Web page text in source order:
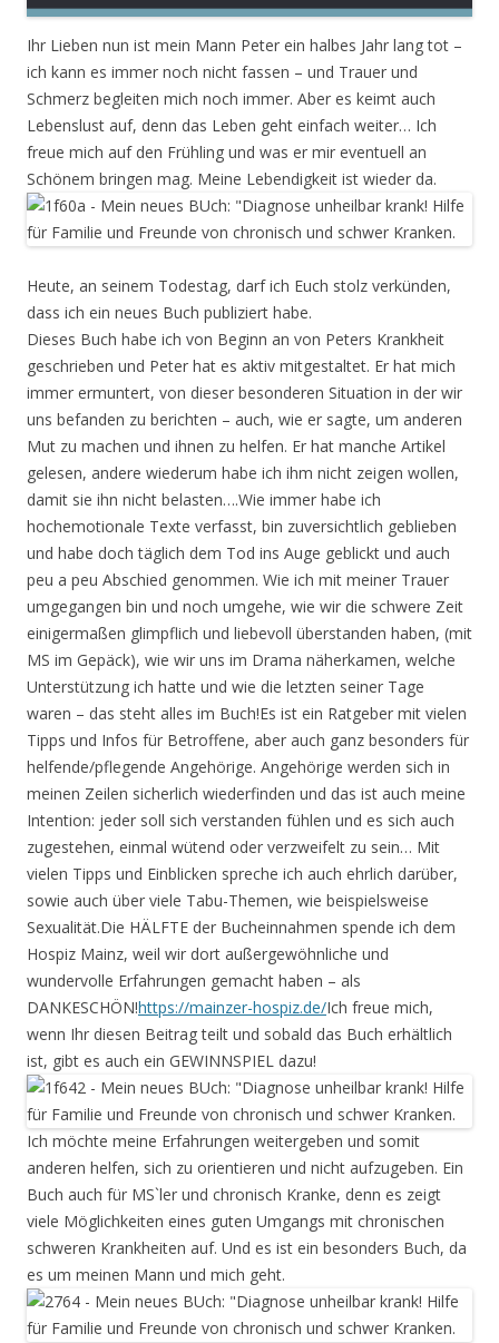
Ihr Lieben nun ist mein Mann Peter ein halbes Jahr lang tot –
ich kann es immer noch nicht fassen – und Trauer und
Schmerz begleiten mich noch immer. Aber es keimt auch
Lebenslust auf, denn das Leben geht einfach weiter… Ich
freue mich auf den Frühling und was er mir eventuell an
Schönem bringen mag. Meine Lebendigkeit ist wieder da.
Heute, an seinem Todestag, darf ich Euch stolz verkünden,
dass ich ein neues Buch publiziert habe.
Dieses Buch habe ich von Beginn an von Peters Krankheit
geschrieben und Peter hat es aktiv mitgestaltet. Er hat mich
immer ermuntert, von dieser besonderen Situation in der wir
uns befanden zu berichten – auch, wie er sagte, um anderen
Mut zu machen und ihnen zu helfen. Er hat manche Artikel
gelesen, andere wiederum habe ich ihm nicht zeigen wollen,
damit sie ihn nicht belasten….Wie immer habe ich
hochemotionale Texte verfasst, bin zuversichtlich geblieben
und habe doch täglich dem Tod ins Auge geblickt und auch
peu a peu Abschied genommen. Wie ich mit meiner Trauer
umgegangen bin und noch umgehe, wie wir die schwere Zeit
einigermaßen glimpflich und liebevoll überstanden haben, (mit
MS im Gepäck), wie wir uns im Drama näherkamen, welche
Unterstützung ich hatte und wie die letzten seiner Tage
waren – das steht alles im Buch!Es ist ein Ratgeber mit vielen
Tipps und Infos für Betroffene, aber auch ganz besonders für
helfende/pflegende Angehörige. Angehörige werden sich in
meinen Zeilen sicherlich wiederfinden und das ist auch meine
Intention: jeder soll sich verstanden fühlen und es sich auch
zugestehen, einmal wütend oder verzweifelt zu sein… Mit
vielen Tipps und Einblicken spreche ich auch ehrlich darüber,
sowie auch über viele Tabu-Themen, wie beispielsweise
Sexualität.Die HÄLFTE der Bucheinnahmen spende ich dem
Hospiz Mainz, weil wir dort außergewöhnliche und
wundervolle Erfahrungen gemacht haben – als
DANKESCHÖN!https://mainzer-hospiz.de/Ich freue mich,
wenn Ihr diesen Beitrag teilt und sobald das Buch erhältlich
ist, gibt es auch ein GEWINNSPIEL dazu!
Ich möchte meine Erfahrungen weitergeben und somit
anderen helfen, sich zu orientieren und nicht aufzugeben. Ein
Buch auch für MS`ler und chronisch Kranke, denn es zeigt
viele Möglichkeiten eines guten Umgangs mit chronischen
schweren Krankheiten auf. Und es ist ein besonders Buch, da
es um meinen Mann und mich geht.